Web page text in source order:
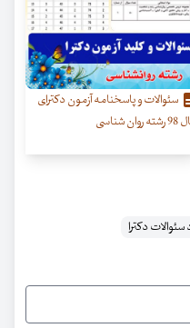
سئوالات و پاسخنامه آزمون دکترای
شناسی
سئوالات دکترا